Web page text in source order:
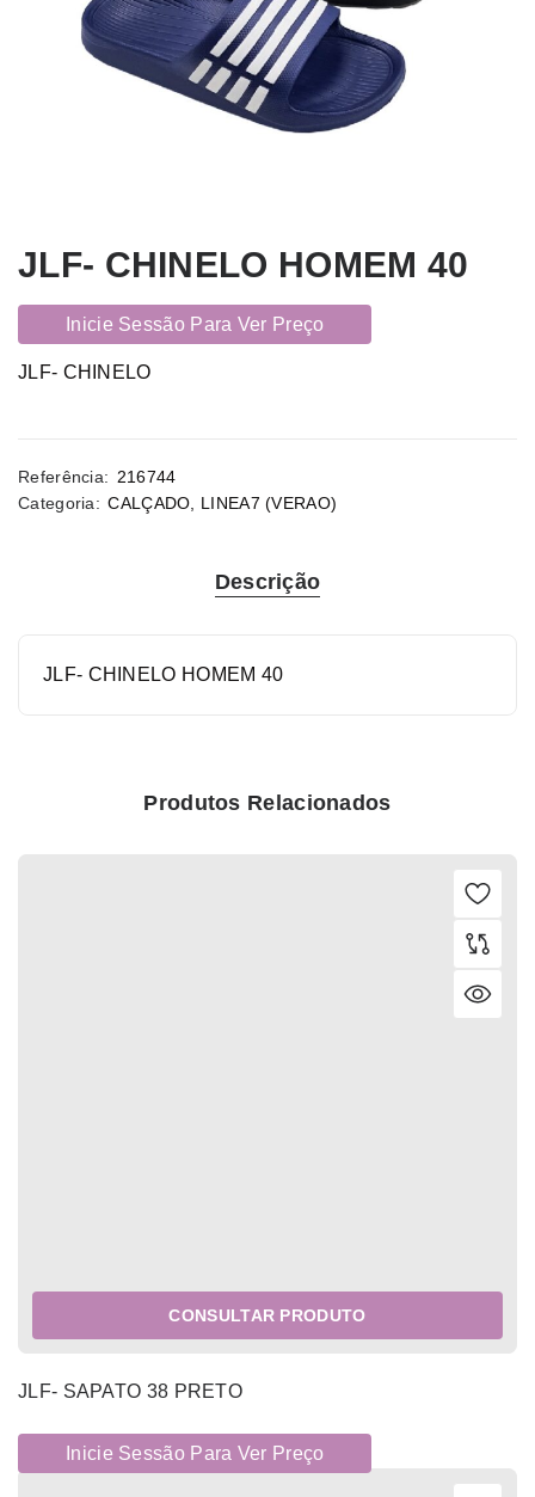
JLF- CHINELO HOMEM 40
Inicie Sessão Para Ver Preço
JLF- CHINELO
Referência: 216744
Categoria: CALÇADO LINEA7 (VERAO)
Descrição
JLF- CHINELO HOMEM 40
Produtos Relacionados
CONSULTAR PRODUTO
JLF- SAPATO 38 PRETO
Inicie Sessão Para Ver Preço